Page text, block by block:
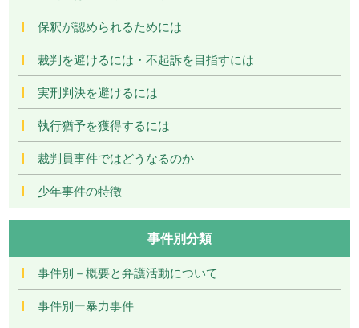
保釈が認められるためには
裁判を避けるには・不起訴を目指すには
実刑判決を避けるには
執行猶予を獲得するには
裁判員事件ではどうなるのか
少年事件の特徴
事件別分類
事件別－概要と弁護活動について
事件別ー暴力事件